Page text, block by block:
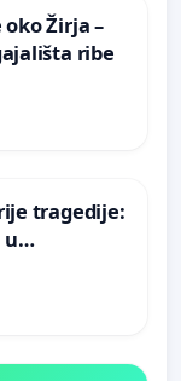
Žirja –
ribe
tragedije:
u